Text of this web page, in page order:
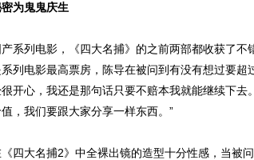
为鬼鬼庆生
列电影，《四大名捕》的之前两部都收获了不
列电影最高票房，陈导在被问到有没有想过要超
开心，我还是那句话只要不赔本我就能继续下去
，我们要跟大家分享一样东西。”
大名捕2》中全裸出镜的造型十分性感，当被问